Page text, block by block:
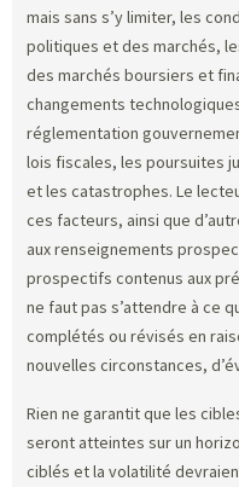
mais sans s’y limiter, les
politiques et des marchés,
des marchés boursiers et
changements
réglementation
lois fiscales, les poursuites
et les catastrophes. Le
ces facteurs, ainsi que
aux renseignements
prospectifs contenus aux
ne faut pas s’attendre à ce
complétés ou révisés en
nouvelles circonstances,
Rien ne garantit que les
seront atteintes sur un
ciblés et la volatilité